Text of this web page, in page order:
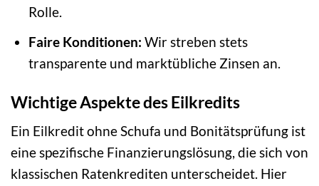
Rolle.
Faire Konditionen: Wir streben stets
transparente und marktübliche Zinsen an.
Wichtige Aspekte des Eilkredits
Ein Eilkredit ohne Schufa und Bonitätsprüfung ist
eine spezifische Finanzierungslösung, die sich von
klassischen Ratenkrediten unterscheidet. Hier